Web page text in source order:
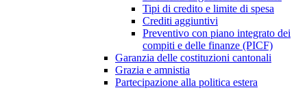
Tipi di credito e limite di spesa
Crediti aggiuntivi
Preventivo con piano integrato dei
compiti e delle finanze (PICF)
Garanzia delle costituzioni cantonali
Grazia e amnistia
Partecipazione alla politica estera